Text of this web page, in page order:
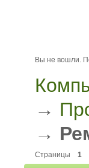
Вы не вошли.
→
→
Страницы 1